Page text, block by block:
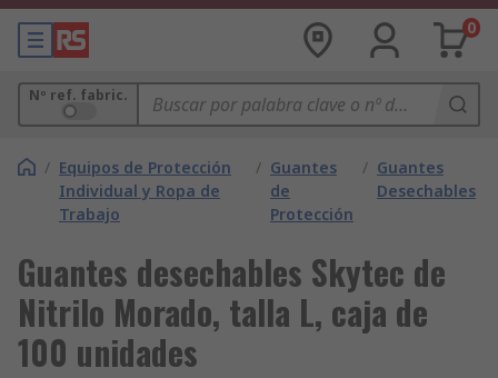
0
Nº ref. fabric.
/ Equipos de Protección
Individual y Ropa de
Trabajo
/ Guantes
de
Protección
/ Guantes
Desechables
Guantes desechables Skytec de
Nitrilo Morado, talla L, caja de
100 unidades